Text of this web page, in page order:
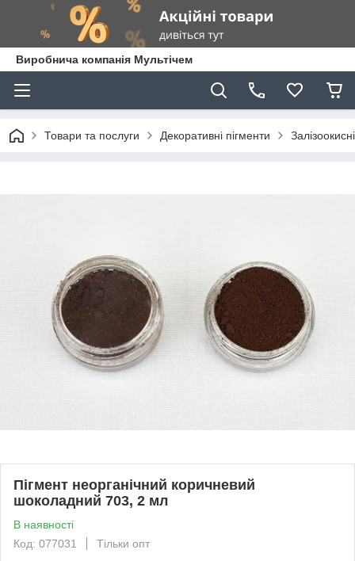
Виробнича компанія Мультічем
Товари та послуги Декоративні пігменти
Пігмент неорганічний коричневий
шоколадний 703, 2 мл
В наявності
Код: 077031
Тільки опт